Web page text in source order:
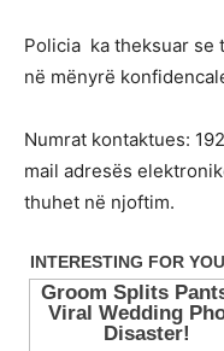
Policia ka theksuar se
në mënyrë
Numrat kontaktues:
mail adresës
thuhet në njoftim.